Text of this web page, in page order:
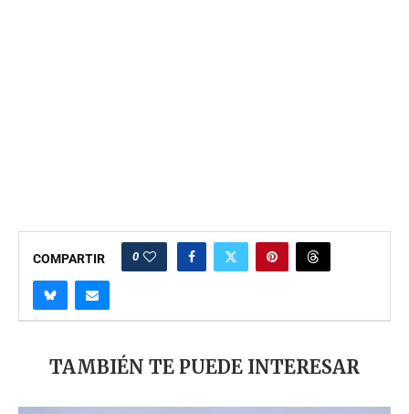
COMPARTIR 0
TAMBIÉN TE PUEDE INTERESAR